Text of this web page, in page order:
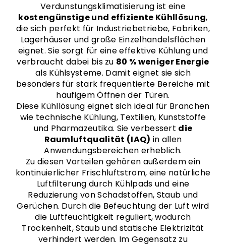
Verdunstungsklimatisierung ist eine
kostengünstige und effiziente Kühllösung,
die sich perfekt für Industriebetriebe, Fabriken,
Lagerhäuser und große Einzelhandelsflächen
eignet. Sie sorgt für eine effektive Kühlung und
verbraucht dabei bis zu 80 % weniger Energie
als Kühlsysteme. Damit eignet sie sich
besonders für stark frequentierte Bereiche mit
häufigem Öffnen der Türen.
Diese Kühllösung eignet sich ideal für Branchen
wie technische Kühlung, Textilien, Kunststoffe
und Pharmazeutika. Sie verbessert die
Raumluftqualität (IAQ) in allen
Anwendungsbereichen erheblich.
Zu diesen Vorteilen gehören außerdem ein
kontinuierlicher Frischluftstrom, eine natürliche
Luftfilterung durch Kühlpads und eine
Reduzierung von Schadstoffen, Staub und
Gerüchen. Durch die Befeuchtung der Luft wird
die Luftfeuchtigkeit reguliert, wodurch
Trockenheit, Staub und statische Elektrizität
verhindert werden. Im Gegensatz zu